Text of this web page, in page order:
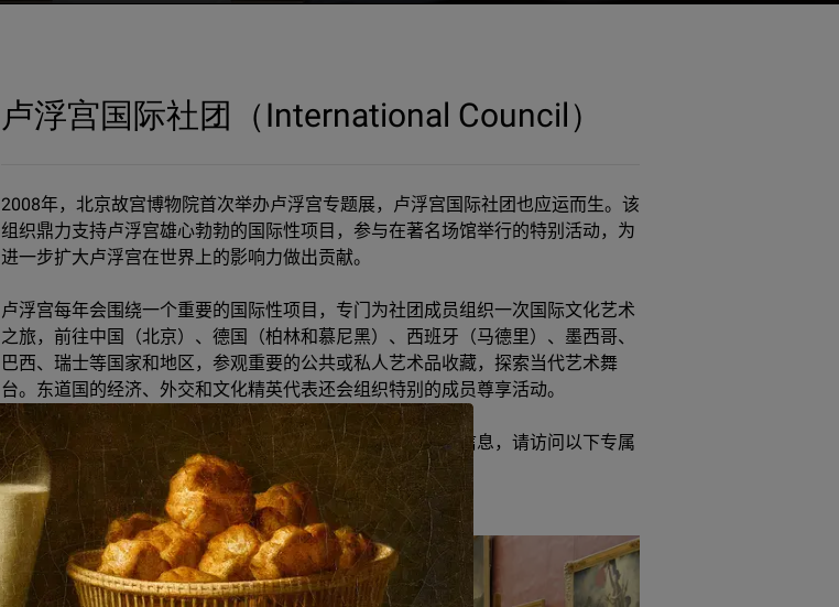
卢浮宫国际社团（International Council）
2008年，北京故宫博物院首次举办卢浮宫专题展，卢浮宫国际社团也应运而生。该
组织鼎力支持卢浮宫雄心勃勃的国际性项目，参与在著名场馆举行的特别活动，为
进一步扩大卢浮宫在世界上的影响力做出贡献。
卢浮宫每年会围绕一个重要的国际性项目，专门为社团成员组织一次国际文化艺术
之旅，前往中国（北京）、德国（柏林和慕尼黑）、西班牙（马德里）、墨西哥、
巴西、瑞士等国家和地区，参观重要的公共或私人艺术品收藏，探索当代艺术舞
台。东道国的经济、外交和文化精英代表还会组织特别的成员尊享活动。
如需了解更多有关卢浮宫国际社团的 活动计划 及入会须知的信息，请访问以下专属
网页：
https://aflouvre.org/become-a-member/